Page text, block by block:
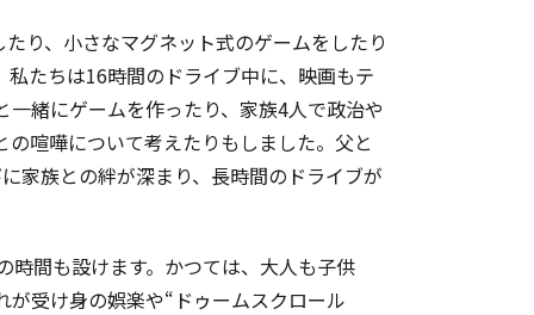
り、小さなマグネット式のゲームをしたり
たちは16時間のドライブ中に、映画もテ
緒にゲームを作ったり、家族4人で政治や
喧嘩について考えたりもしました。父と
家族との絆が深まり、長時間のドライブが
間も設けます。かつては、大人も子供
受け身の娯楽や“ドゥームスクロール